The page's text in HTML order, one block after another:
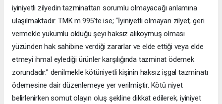
iyiniyetli zilyedin tazminattan sorumlu olmayacağı anlamına
ulaşılmaktadır. TMK m.995’te ise; “İyiniyetli olmayan zilyet, geri
vermekle yükümlü olduğu şeyi haksız alıkoymuş olması
yüzünden hak sahibine verdiği zararlar ve elde ettiği veya elde
etmeyi ihmal eylediği ürünler karşılığında tazminat ödemek
zorundadır.” denilmekle kötüniyetli kişinin haksız işgal tazminatı
ödemesine dair düzenlemeye yer verilmiştir. Kötü niyet
belirlenirken somut olayın oluş şekline dikkat edilerek, iyiniyet